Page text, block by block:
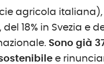
agricola italiana),
del 18% in Svezia e
Sono già
e